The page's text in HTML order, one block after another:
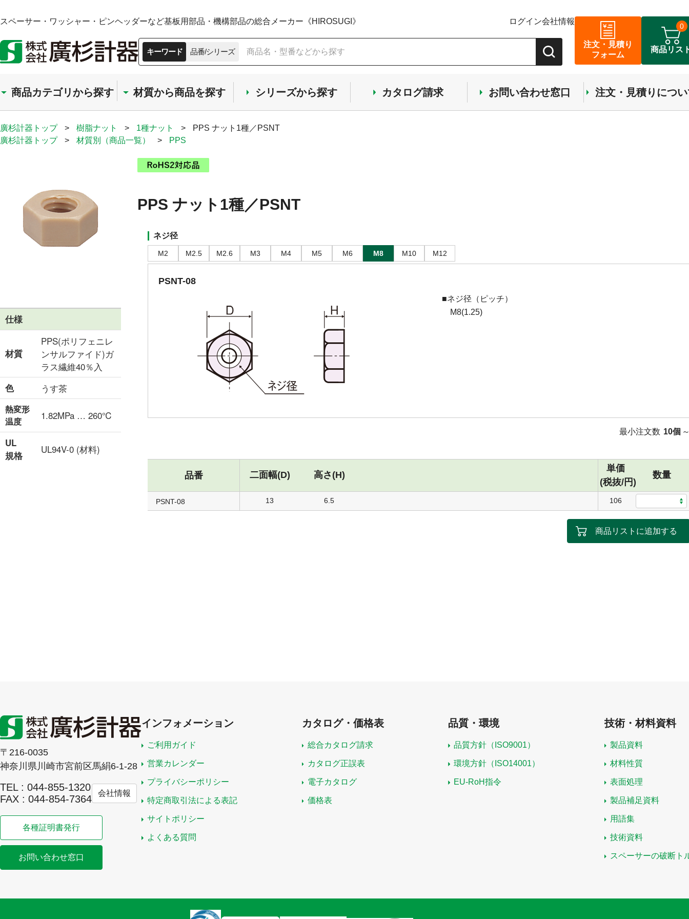
スペーサー・ワッシャー・ピンヘッダーなど基板用部品・機構部品の総合メーカー《HIROSUGI》 ログイン会社情報
キーワード 品番/シリーズ
注文・見積り
フォーム
商品リス
0
商品カテゴリから探す 材質から商品を探す シリーズから探す カタログ請求 お問い合わせ窓口 注文・見積りにつ
廣杉計器トップ > 樹脂ナット > 1種ナット >
PPS ナット1種／PSNT
廣杉計器トップ
> 材質別（商品一覧） > PPS
仕様
材質
PPS(ポリフェニレ
ンサルファイド)ガ
ラス繊維40％入
色 うす茶
熱変形
温度
1.82MPa … 260℃
UL
規格
UL94V-0 (材料)
PPS ナット1種／PSNT
ネジ径
M2 M2.5 M2.6 M3 M4 M5 M6 M8 M10 M12
PSNT-08
■ネジ径（ピッチ）
M8(1.25)
最小注文数 10個
品番 二面幅(D) 高さ(H)
単価
(税抜/円)
数量
PSNT-08 13 6.5 106
商品リストに追加する
〒216-0035
神奈川県川崎市宮前区馬絹6-1-28
TEL : 044-855-1320
FAX : 044-854-7364
会社情報
各種証明書発行
お問い合わせ窓口
インフォメーション
ご利用ガイド
営業カレンダー
プライバシーポリシー
特定商取引法による表記
サイトポリシー
よくある質問
カタログ・価格表
総合カタログ請求
カタログ正誤表
電子カタログ
価格表
品質・環境
品質方針（ISO9001）
環境方針（ISO14001）
EU-RoH指令
技術・材料資料
製品資料
材料性質
表面処理
製品補足資料
用語集
技術資料
スペーサーの破断ト